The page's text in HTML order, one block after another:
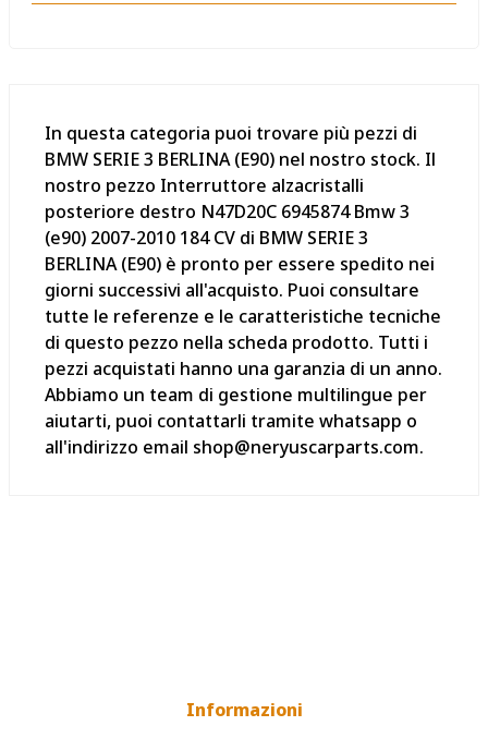
In questa categoria puoi trovare più pezzi di
BMW SERIE 3 BERLINA (E90) nel nostro stock. Il
nostro pezzo Interruttore alzacristalli
posteriore destro N47D20C 6945874 Bmw 3
(e90) 2007-2010 184 CV di BMW SERIE 3
BERLINA (E90) è pronto per essere spedito nei
giorni successivi all'acquisto. Puoi consultare
tutte le referenze e le caratteristiche tecniche
di questo pezzo nella scheda prodotto. Tutti i
pezzi acquistati hanno una garanzia di un anno.
Abbiamo un team di gestione multilingue per
aiutarti, puoi contattarli tramite whatsapp o
all'indirizzo email shop@neryuscarparts.com.
Informazioni